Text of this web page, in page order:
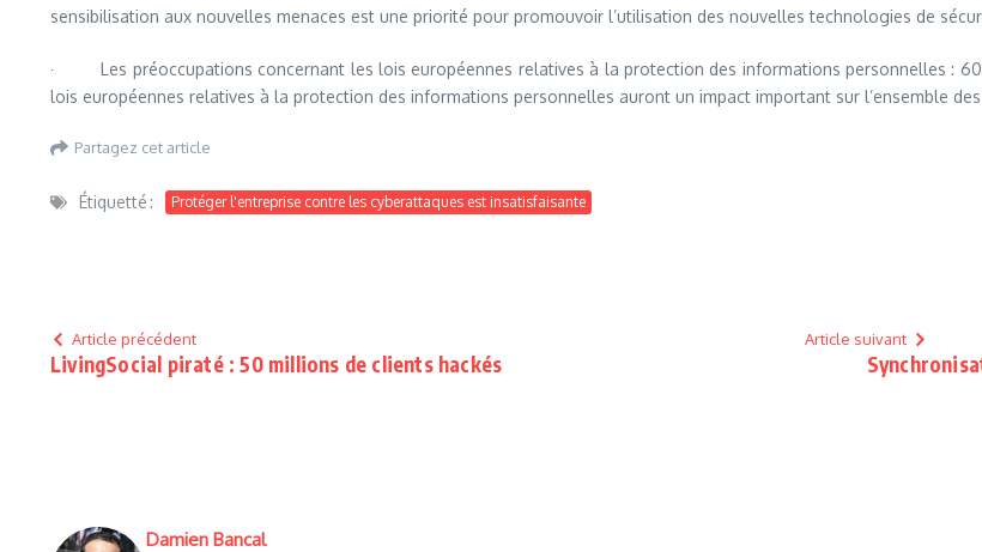
sensibilisation aux nouvelles menaces est une priorité pour promouvoir l’utilisation des nouvelles technologies de
· Les préoccupations concernant les lois européennes relatives à la protection des informations personnelles :
lois européennes relatives à la protection des informations personnelles auront un impact important sur l’ensemble
Partagez cet article
Étiquetté : Protéger l'entreprise contre les cyberattaques est insatisfaisante
Article précédent
LivingSocial piraté : 50 millions de clients hackés
Article suivant
Damien Bancal